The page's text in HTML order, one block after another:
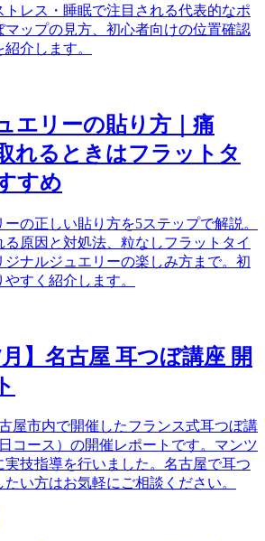
トレス・睡眠で注目される代表的なポ
マップの見方、初心者向けの位置確認
介します。
エリーの貼り方｜痛
れるときはフラットタ
すめ
の正しい貼り方を5ステップで解説。
原因と対処法、粒なしフラットタイ
ジナルジュエリーの楽しみ方まで。初
すく紹介します。
月】名古屋 耳つぼ講座 開
屋市内で開催したフランス式耳つぼ講
コース）の開催レポートです。マンツ
実技指導を行いました。名古屋で耳つ
い方はお気軽にご相談ください。